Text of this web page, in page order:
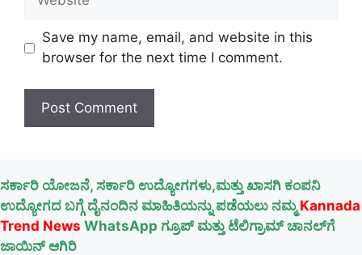
Save my name, email, and website in this
browser for the next time I comment.
ಸರ್ಕಾರಿ ಯೋಜನೆ, ಸರ್ಕಾರಿ ಉದ್ಯೋಗಗಳು,ಮತ್ತು ಖಾಸಗಿ ಕಂಪನಿ
ಉದ್ಯೋಗದ ಬಗ್ಗೆ ದೈನಂದಿನ ಮಾಹಿತಿಯನ್ನು ಪಡೆಯಲು ನಮ್ಮ Kannada
Trend News WhatsApp ಗ್ರೂಪ್ ಮತ್ತು ಟೆಲಿಗ್ರಾಮ್ ಚಾನಲ್‌ಗೆ
ಜಾಯಿನ್ ಆಗಿರಿ